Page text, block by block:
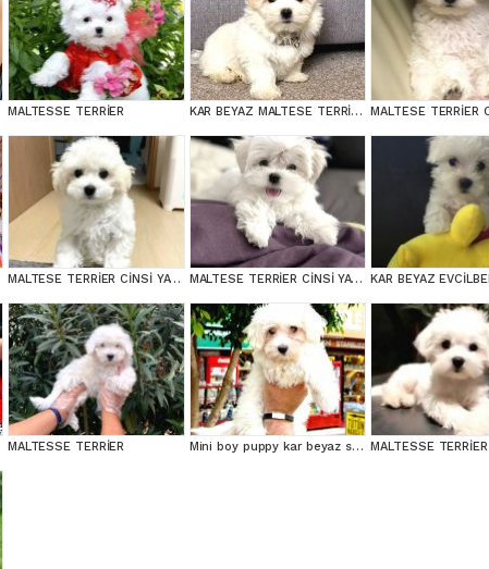
MALTESSE TERRİER KAR BEYAZ MALTESE TERRİER CİNSLERİ
MALTESE TERRİER CİNSİ YAVRULAR MALTESE TERRİER CİNSİ YAVRULAR
MALTESSE TERRİER Mini boy puppy kar beyaz sevimli MALTESSE TERRİER CİNSİ MALTESSE TERRİER